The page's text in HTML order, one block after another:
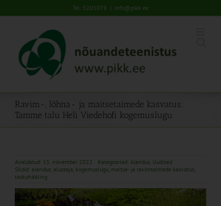
to
Tel: 5201078 | info@pikk.ee
Ravim-, lõhna- ja maitsetaimede kasvatus:
Tamme talu Heli Viedehofi kogemuslugu
Avaldatud: 15. november 2022 Kategooriad: Aiandus, Uudised
Sildid: aiandus, alustaja, kogemuslugu, maitse- ja ravimtaimede kasvatus,
taskuhääling